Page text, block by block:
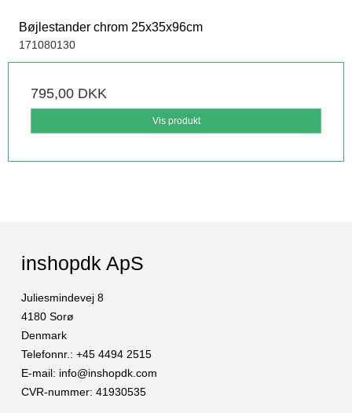
Bøjlestander chrom 25x35x96cm
171080130
795,00 DKK
Vis produkt
inshopdk ApS
Juliesmindevej 8
4180 Sorø
Denmark
Telefonnr. : +45 4494 2515
E-mail: info@inshopdk.com
CVR-nummer: 41930535